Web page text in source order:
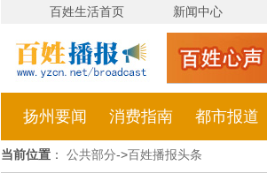
百姓生活首页 新闻中心
扬州要闻 消费指南 都市报道
当前位置 ： 公共部分->百姓播报头条